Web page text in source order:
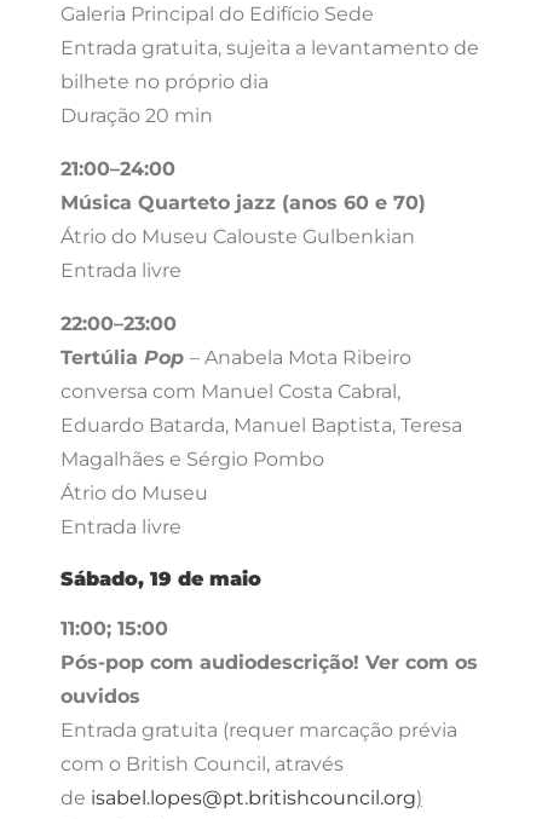
Galeria Principal do Edifício Sede
Entrada gratuita, sujeita a levantamento de
bilhete no próprio dia
Duração 20 min
21:00–24:00
Música Quarteto jazz (anos 60 e 70)
Átrio do Museu Calouste Gulbenkian
Entrada livre
22:00–23:00
Tertúlia Pop – Anabela Mota Ribeiro
conversa com Manuel Costa Cabral,
Eduardo Batarda, Manuel Baptista, Teresa
Magalhães e Sérgio Pombo
Átrio do Museu
Entrada livre
Sábado, 19 de maio
11:00; 15:00
Pós-pop com audiodescrição! Ver com os
ouvidos
Entrada gratuita (requer marcação prévia
com o British Council, através
de isabel.lopes@pt.britishcouncil.org)